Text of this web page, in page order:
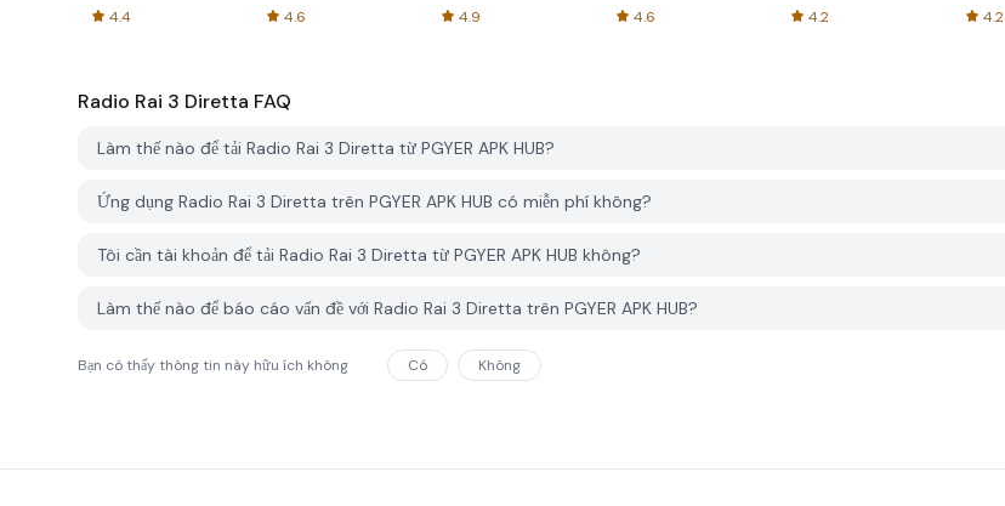
4.4
Spreadsheets
4.6 4.9 4.6 4.2 4.2
Radio Rai 3 Diretta FAQ
Làm thế nào để tải Radio Rai 3 Diretta từ PGYER APK HUB?
Ứng dụng Radio Rai 3 Diretta trên PGYER APK HUB có miễn phí không?
Tôi cần tài khoản để tải Radio Rai 3 Diretta từ PGYER APK HUB không?
Làm thế nào để báo cáo vấn đề với Radio Rai 3 Diretta trên PGYER APK HUB?
Bạn có thấy thông tin này hữu ích không Có Không